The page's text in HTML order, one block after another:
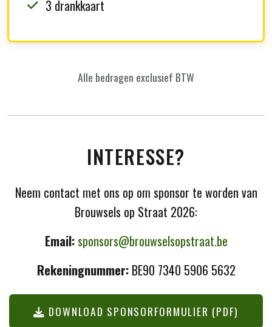
3 drankkaart
Alle bedragen exclusief BTW
INTERESSE?
Neem contact met ons op om sponsor te worden van
Brouwsels op Straat 2026:
Email:sponsors@brouwselsopstraat.be
Rekeningnummer:BE90 7340 5906 5632
DOWNLOAD SPONSORFORMULIER (PDF)